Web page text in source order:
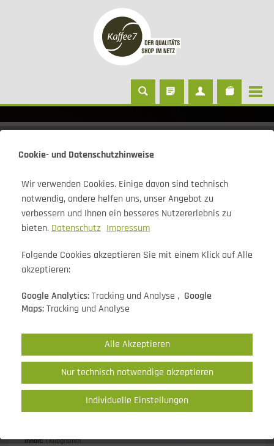
K7 Dark 1 Kilogramm
Inhalt:1 Kilogramm
Cookie- und Datenschutzhinweise
Wir verwenden Cookies. Einige davon sind technisch
notwendig, andere helfen uns, unser Angebot zu
verbessern und Ihnen ein besseres Nutzererlebnis zu
bieten. Datenschutz Impressum
Folgende Cookies akzeptieren Sie mit einem Klick auf Alle
akzeptieren:
Google Analytics:Tracking und Analyse , Google
Maps:Tracking und Analyse
Individuelle Einstellungen
Nur technisch notwendige akzeptieren
Alle Akzeptieren